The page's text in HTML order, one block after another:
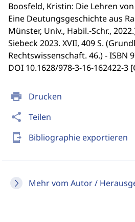
print Drucken
share Teilen
send_to_mobile Bibliographie exportieren
Mehr vom Autor /
Boosfeld, Kristin: Die Lehren
Eine Deutungsgeschichte aus
Münster, Univ., Habil.-Schr.,
Siebeck 2023. XVII, 409 S.
Rechtswissenschaft. 46.) - ISBN
DOI 10.1628/978-3-16-162422-3